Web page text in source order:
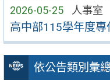
2026-05-25 人事室
高中部115學年度
依公告類別彙